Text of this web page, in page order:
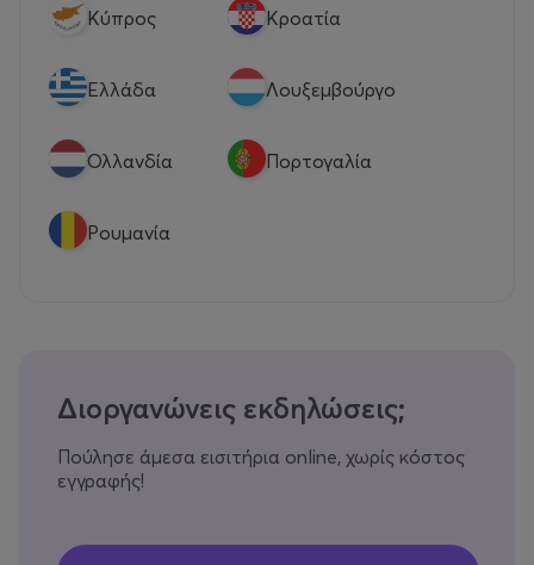
Κύπρος Κροατία
Eλλάδα Λουξεμβούργο
Ολλανδία Πορτογαλία
Ρουμανία
Διοργανώνεις εκδηλώσεις;
Πούλησε άμεσα εισιτήρια online, χωρίς κόστος
εγγραφής!